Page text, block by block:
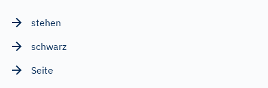
stehen
schwarz
Seite